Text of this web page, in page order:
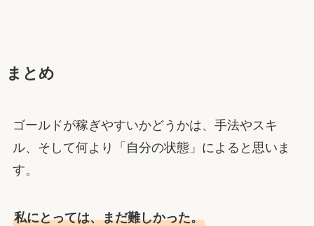
まとめ
ゴールドが稼ぎやすいかどうかは、手法やスキ
ル、そして何より「自分の状態」によると思いま
す。
私にとっては、まだ難しかった。